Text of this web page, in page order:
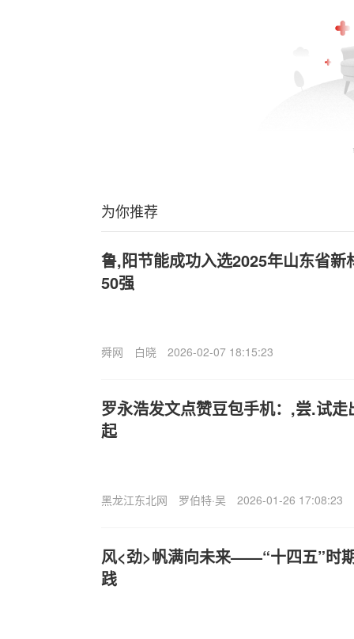
为你推荐
鲁,阳节能成功入选2025年山东省新
50强
舜网 白晓 2026-02-07 18:15:23
罗永浩发文点赞豆包手机：,尝.试
起
黑龙江东北网 罗伯特·吴 2026-01-26 17:08:23
风<劲>帆满向未来——“十四五”时
践